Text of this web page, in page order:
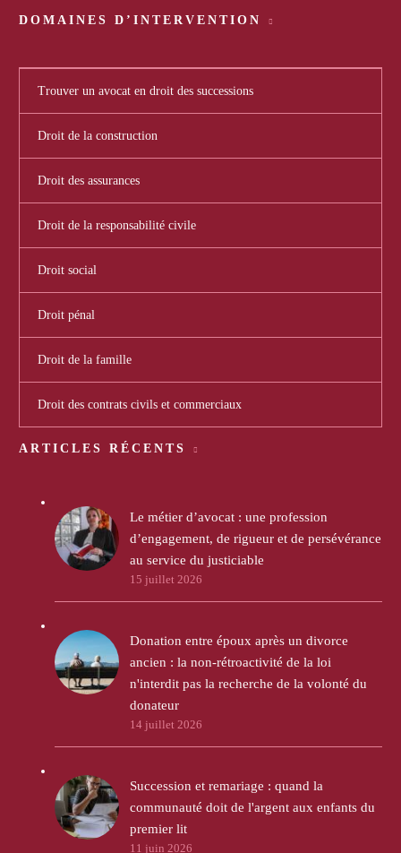
DOMAINES D’INTERVENTION
Trouver un avocat en droit des successions
Droit de la construction
Droit des assurances
Droit de la responsabilité civile
Droit social
Droit pénal
Droit de la famille
Droit des contrats civils et commerciaux
ARTICLES RÉCENTS
Le métier d’avocat : une profession
d’engagement, de rigueur et de persévérance
au service du justiciable
15 juillet 2026
Donation entre époux après un divorce
ancien : la non-rétroactivité de la loi
n'interdit pas la recherche de la volonté du
donateur
14 juillet 2026
Succession et remariage : quand la
communauté doit de l'argent aux enfants du
premier lit
11 juin 2026